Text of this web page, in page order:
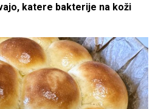
katere bakterije na koži